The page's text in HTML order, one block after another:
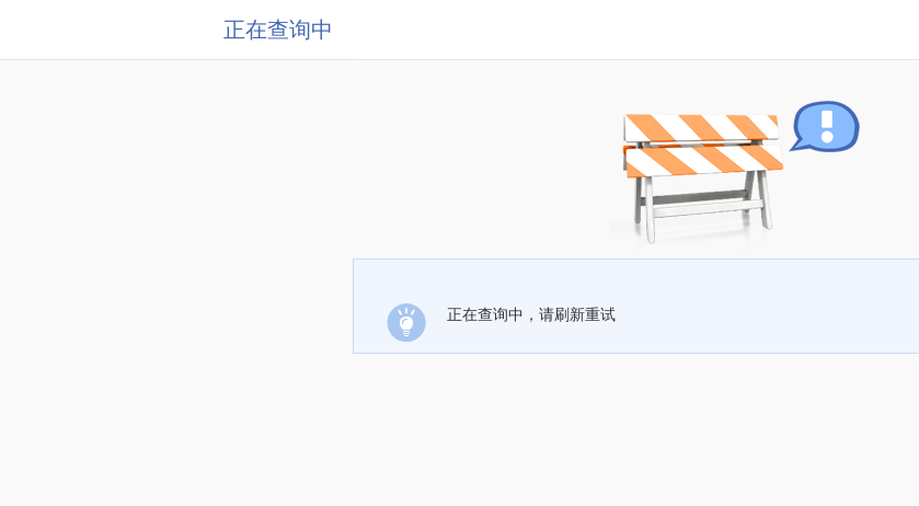
正在查询中
正在查询中，请刷新重试